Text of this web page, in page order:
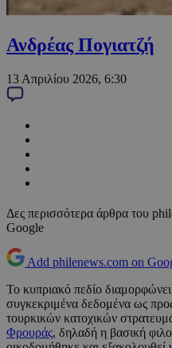
Ανδρέας Πογιατζή
13 Απριλίου 2026, 6:30
Δες περισσότερα άρθρα του
Google
Add philenews.com on
Το κυπριακό πεδίο
συγκεκριμένα δεδομένα ως
τουρκικών κατοχικών
Φρουράς, δηλαδή η βασική